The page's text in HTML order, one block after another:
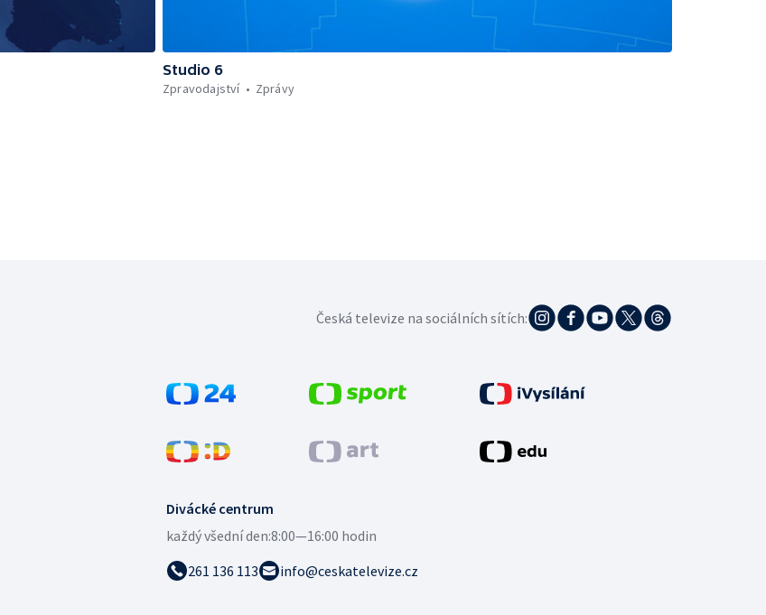
Studio 6
Zpravodajství
Zprávy
Divácké centrum
každý všední den:8:00—16:00 hodin
261 136 113
info@ceskatelevize.cz
Česká televize na sociálních sítích: